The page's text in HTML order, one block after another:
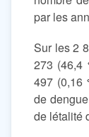
par les
Sur les 2
273 (46,4
497 (0,16
de
de létalité